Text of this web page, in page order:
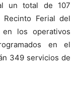
un total de 107
Ferial del
los operativos
en el
349 servicios de